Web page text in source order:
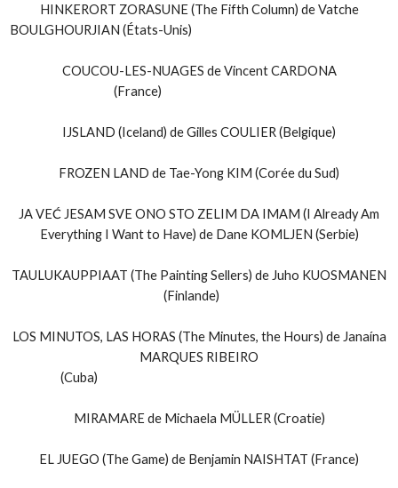
HINKERORT ZORASUNE (The Fifth Column) de Vatche
BOULGHOURJIAN (États-Unis)
COUCOU-LES-NUAGES de Vincent CARDONA
(France)
IJSLAND (Iceland) de Gilles COULIER (Belgique)
FROZEN LAND de Tae-Yong KIM (Corée du Sud)
JA VEĆ JESAM SVE ONO STO ZELIM DA IMAM (I Already Am
Everything I Want to Have) de Dane KOMLJEN (Serbie)
TAULUKAUPPIAAT (The Painting Sellers) de Juho KUOSMANEN
(Finlande)
LOS MINUTOS, LAS HORAS (The Minutes, the Hours) de Janaína
MARQUES RIBEIRO
(Cuba)
MIRAMARE de Michaela MÜLLER (Croatie)
EL JUEGO (The Game) de Benjamin NAISHTAT (France)